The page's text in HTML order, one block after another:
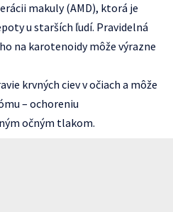
makuly (AMD), ktorá je
u starších ľudí. Pravidelná
na karotenoidy môže výrazne
krvných ciev v očiach a môže
– ochoreniu
očným tlakom.